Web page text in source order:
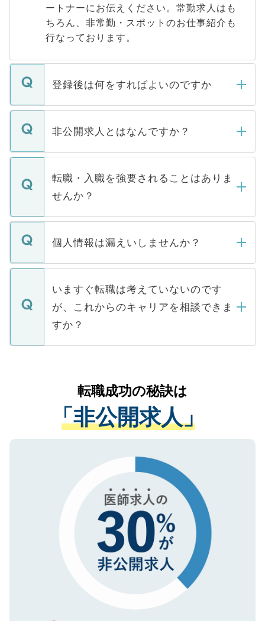
ートナーにお伝えください。常勤求人はも
ちろん、非常勤・スポットのお仕事紹介も
行なっております。
登録後は何をすればよいのですか
ご登録いただきましたら、弊社担当者がご
登録内容を確認し、その後メールもしくは
ます。通常、5営業日以内にはご連絡をせて
いただきますので、しばらくお待ちくださ
非公開求人とはなんですか？
マイナビDOCTORで取り扱っている求人の
うち約3割は、Webサイトからご覧いただ
けない「非公開求人」です。非公開求人は
下記の理由によって、一般には公開してい
ません。
■応募殺到を避けるため 人気のある医療機
関を公にしてしまうと、応募が殺到する場
に、医療機関が求める条件に合った人材の
みを人材紹介会社に依頼するケースが増え
ています。
転職・入職を強要されることはありま
せんか？
転職・入職を強要することは一切ありませ
ん。また、仮に応募先から内定をいただい
定を承諾する必要はありません。内定先へ
の辞退の連絡はキャリアパートナーが行い
個人情報は漏えいしませんか？
個人情報が漏えいすることはありませんの
で、ご安心ください。当サイトからの登録
などで収集したご登録者様の個人情報は、
ご本人のキャリアアップおよび転職活動の
支援を目的に使用いたします。お預かりし
ているすべての個人データはご本人の許可
は、個人情報の取り扱いについての厳密な
管理基準を満たした事業者のみに付与され
る、プライバシーマークを取得済みです。
で、機密保持に関してもご安心ください。
いますぐ転職は考えていないのです
が、これからのキャリアを相談できま
すか？
かがいして、現在の医療機関の状況や紹介
経験をまじえながら、適切なアドバイスを
させていただきます。すぐにご転職をされ
ない方には、長期的なサポートが可能です
ので、まずはご登録ください。
転職成功の秘訣は
「非公開求人」